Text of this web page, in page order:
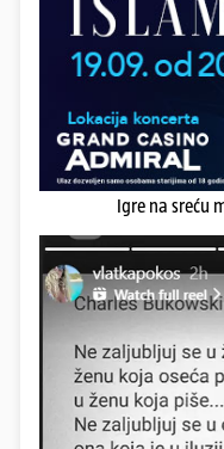
Igre na sreću